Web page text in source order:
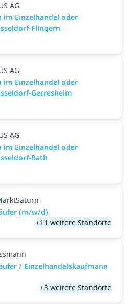
AG
im Einzelhandel oder
Flingern
AG
im Einzelhandel oder
Gerresheim
AG
im Einzelhandel oder
Rath
(m/w/d)
+11 weitere Standorte
/ Einzelhandelskaufmann
+3 weitere Standorte